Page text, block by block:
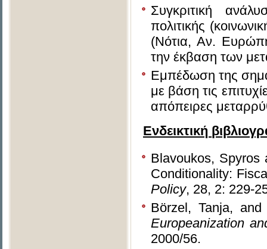
Συγκριτική
πολιτικής
(Νότια, Αν.
την έκβαση των
Εμπέδωση της
με βάση τις
απόπειρες
Ενδεικτική
Blavoukos, Spyros
Conditionality:
Policy, 28, 2: 229-
Börzel, Tanja,
Europeanization
2000/56.